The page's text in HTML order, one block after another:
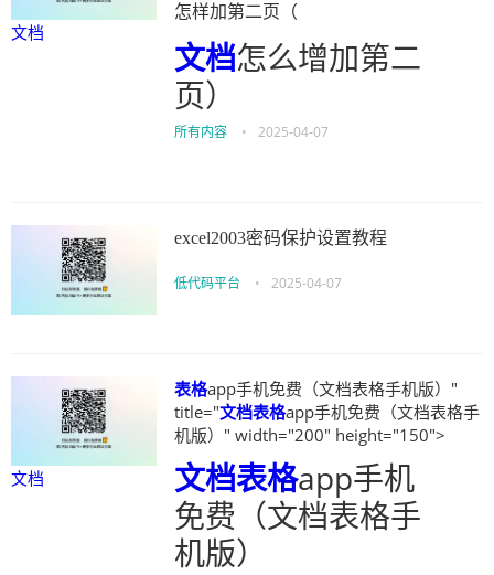
文档
怎样加第二页（
文档怎么增加第二
页）
所有内容 • 2025-04-07
excel2003密码保护设置教程
低代码平台 • 2025-04-07
文档
表格app手机免费（文档表格手机版）"
title="文档表格app手机免费（文档表格手
机版）" width="200" height="150">
文档表格app手机
免费（文档表格手
机版）